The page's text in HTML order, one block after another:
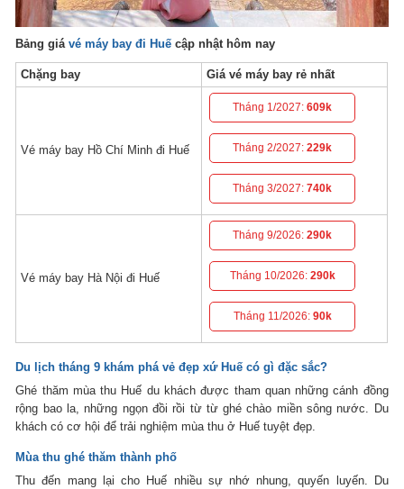
Bảng giávé máy bay đi Huế cập nhật hôm nay
Chặng bay Giá vé máy bay rẻ nhất
Vé máy bay Hồ Chí Minh đi Huế
Tháng 1/2027:609k
Tháng 2/2027:229k
Tháng 3/2027:740k
Vé máy bay Hà Nội đi Huế
Tháng 9/2026:290k
Tháng 10/2026: 290k
Tháng 11/2026: 90k
Du lịch tháng 9 khám phá vẻ đẹp xứ Huế có gì đặc sắc?
Ghé thăm mùa thu Huế du khách được tham quan những cánh đồng
rộng bao la, những ngọn đồi rồi từ từ ghé chào miền sông nước. Du
khách có cơ hội để trải nghiệm mùa thu ở Huế tuyệt đẹp.
Mùa thu ghé thăm thành phố
Thu đến mang lại cho Huế nhiều sự nhớ nhung, quyến luyến. Du